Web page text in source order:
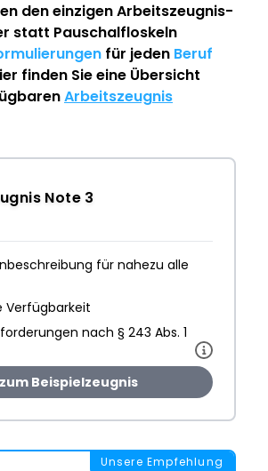
den einzigenArbeitszeugnis-
statt Pauschalfloskeln
für jeden Beruf
finden Sie eine Übersicht
Arbeitszeugnis
Note 3
für nahezu alle
Verfügbarkeit
nach § 243 Abs. 1
zum Beispielzeugnis
Unsere Empfehlung